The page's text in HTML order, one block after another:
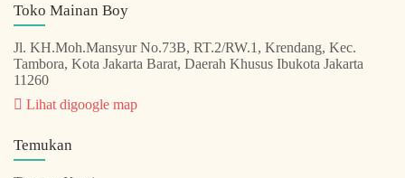
Toko Mainan Boy
Jl. KH.Moh.Mansyur No.73B, RT.2/RW.1, Krendang, Kec.
Tambora, Kota Jakarta Barat, Daerah Khusus Ibukota Jakarta
11260
Lihat digoogle map
Temukan